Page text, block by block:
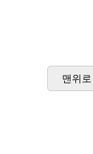
맨위로